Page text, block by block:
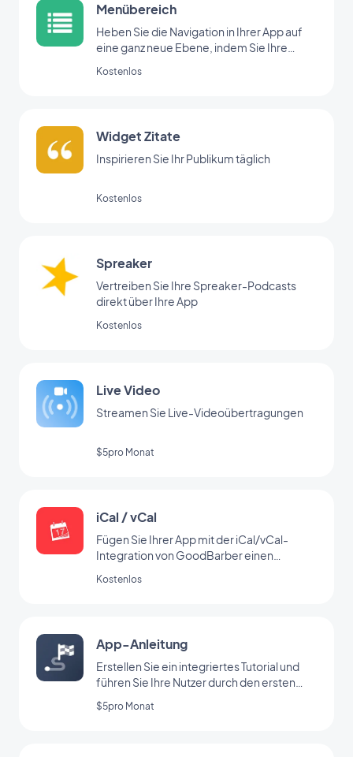
Menübereich
Heben Sie die Navigation in Ihrer App auf
eine ganz neue Ebene, indem Sie Ihre
organisieren.
Kostenlos
Widget Zitate
Inspirieren Sie Ihr Publikum täglich
Kostenlos
Spreaker
Vertreiben Sie Ihre Spreaker-Podcasts
direkt über Ihre App
Kostenlos
Live Video
Streamen Sie Live-Videoübertragungen
$5pro Monat
iCal / vCal
Fügen Sie Ihrer App mit der iCal/vCal-
Integration von GoodBarber einen
Kostenlos
App-Anleitung
Erstellen Sie ein integriertes Tutorial und
führen Sie Ihre Nutzer durch den ersten
Start Ihrer App
$5pro Monat